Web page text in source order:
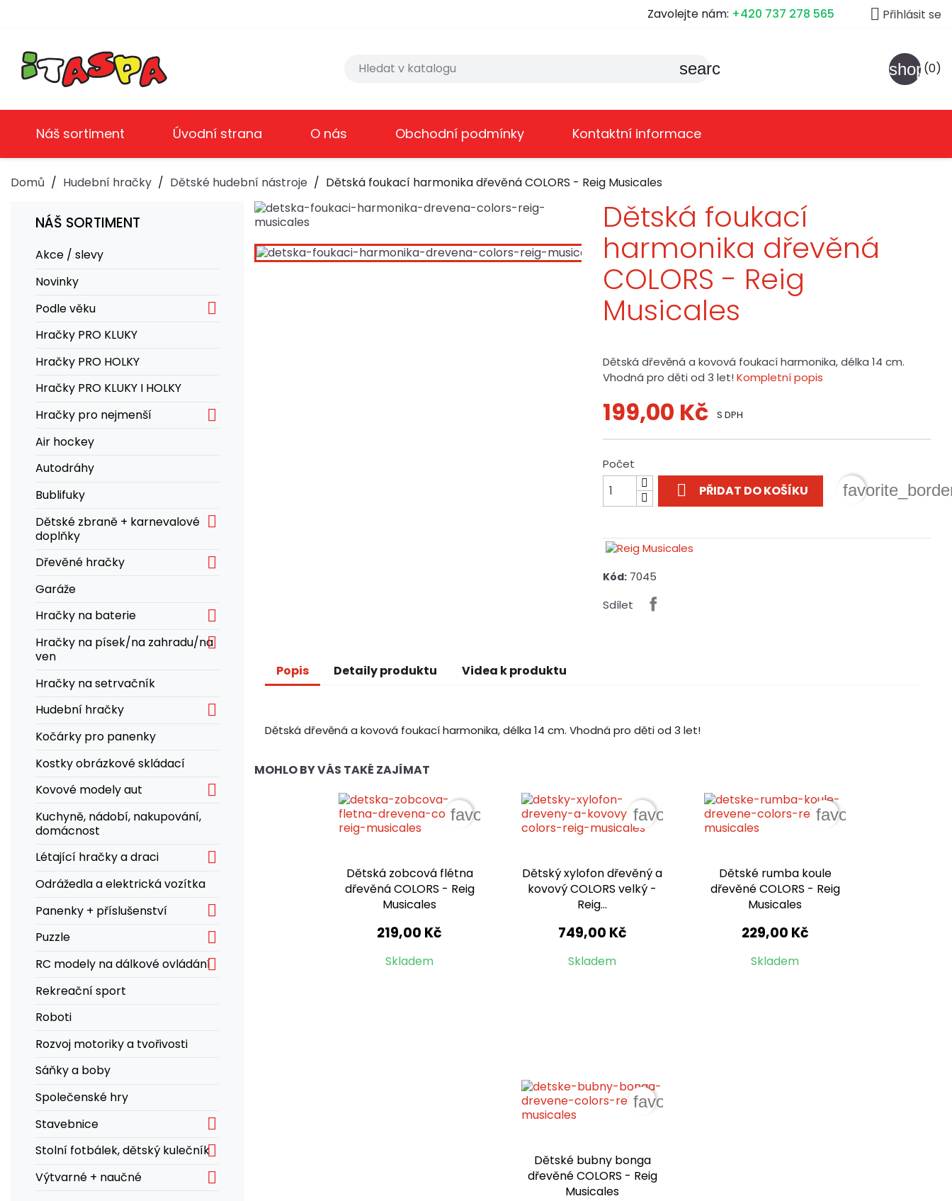
Zavolejte nám: +420 737 278 565  Přihlásit se
search (0)
Náš sortiment Úvodní strana O nás Obchodní podmínky Kontaktní informace
Domů Hudební hračky Dětské hudební nástroje Dětská foukací harmonika dřevěná COLORS - Reig Musicales
NÁŠ SORTIMENT
Akce / slevy
Novinky
Podle věku

Hračky PRO KLUKY
Hračky PRO HOLKY
Hračky PRO KLUKY I HOLKY
Hračky pro nejmenší

Air hockey
Autodráhy
Bublifuky
Dětské zbraně + karnevalové
doplňky

Dřevěné hračky 
Garáže
Hračky na baterie

Hračky na písek/na zahradu/na
ven

Hračky na setrvačník
Hudební hračky

Kočárky pro panenky
Kostky obrázkové skládací
Kovové modely aut

Kuchyně, nádobí, nakupování,
domácnost
Létající hračky a draci

Odrážedla a elektrická vozítka
Panenky + příslušenství

Puzzle 
RC modely na dálkové ovládání
Rekreační sport
Roboti
Rozvoj motoriky a tvořivosti
Sáňky a boby
Společenské hry
Stavebnice

Stolní fotbálek, dětský kulečník
Výtvarné + naučné 
Dětská foukací
harmonika dřevěná
COLORS - Reig
Musicales
Dětská dřevěná a kovová foukací harmonika, délka 14 cm.
Vhodná pro děti od 3 let!Kompletní popis
199,00 Kč S DPH
Počet
 PŘIDAT DO KOŠÍKU
Kód: 7045
Sdílet
Popis Detaily produktu Videa k produktu
Dětská dřevěná a kovová foukací harmonika, délka 14 cm. Vhodná pro děti od 3 let!
MOHLO BY VÁS TAKÉ ZAJÍMAT
Dětská zobcová flétna
dřevěná COLORS - Reig
Musicales
219,00 Kč
Skladem
favorite_border
Dětský xylofon dřevěný a
kovový COLORS velký -
Reig...
749,00 Kč
Skladem
favorite_border
Dětské rumba koule
dřevěné COLORS - Reig
Musicales
229,00 Kč
Skladem
favorite_border
Dětské bubny bonga
dřevěné COLORS - Reig
Musicales
favorite_border